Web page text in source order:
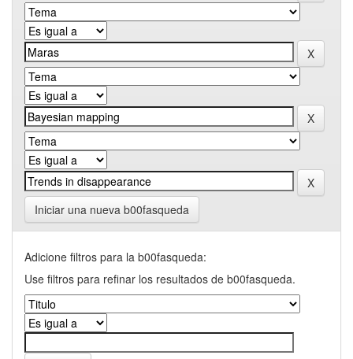
Iniciar una nueva b00fasqueda
Adicione filtros para la b00fasqueda:
Use filtros para refinar los resultados de b00fasqueda.